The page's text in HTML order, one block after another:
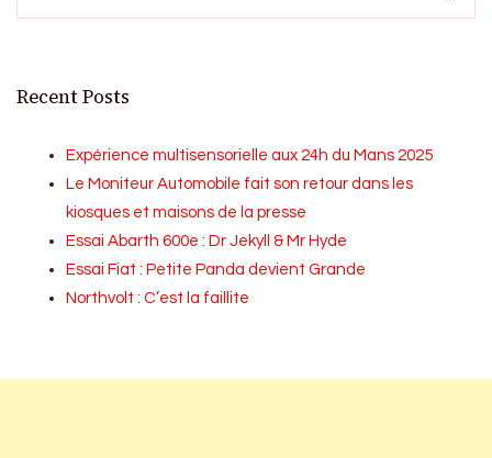
Recent Posts
Expérience multisensorielle aux 24h du Mans 2025
Le Moniteur Automobile fait son retour dans les
kiosques et maisons de la presse
Essai Abarth 600e : Dr Jekyll & Mr Hyde
Essai Fiat : Petite Panda devient Grande
Northvolt : C’est la faillite